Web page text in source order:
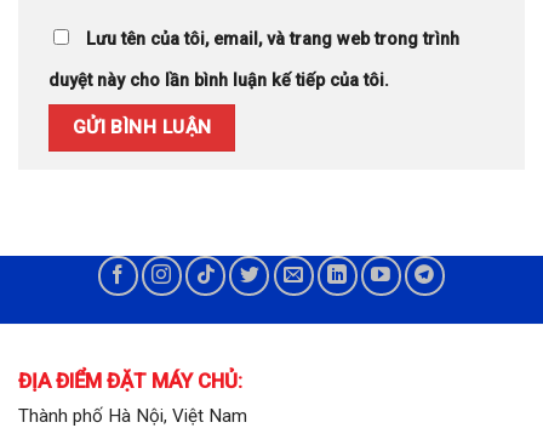
Lưu tên của tôi, email, và trang web trong trình
duyệt này cho lần bình luận kế tiếp của tôi.
ĐỊA ĐIỂM ĐẶT MÁY CHỦ:
Thành phố Hà Nội, Việt Nam